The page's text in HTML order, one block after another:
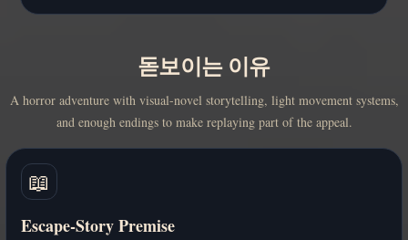
돋보이는 이유
A horror adventure with visual-novel storytelling, light movement systems,
and enough endings to make replaying part of the appeal.
📖
Escape-Story Premise